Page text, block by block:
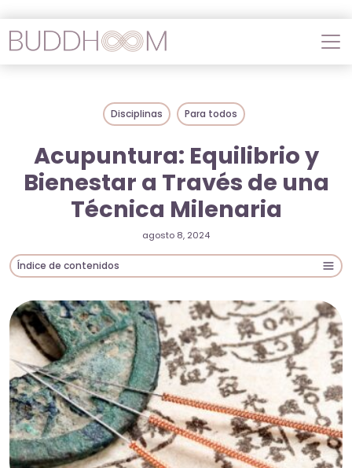
Disciplinas Para todos
Acupuntura: Equilibrio y
Bienestar a Través de una
Técnica Milenaria
agosto 8, 2024
Índice de contenidos